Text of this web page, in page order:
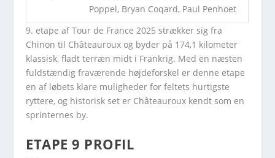
Poppel, Bryan Coqard, Paul Penhoet
9. etape af Tour de France 2025 strækker sig fra
Chinon til Châteauroux og byder på 174,1 kilometer
klassisk, fladt terræn midt i Frankrig. Med en næsten
fuldstændig fraværende højdeforskel er denne etape
en af løbets klare muligheder for feltets hurtigste
ryttere, og historisk set er Châteauroux kendt som en
sprinternes by.
ETAPE 9 PROFIL